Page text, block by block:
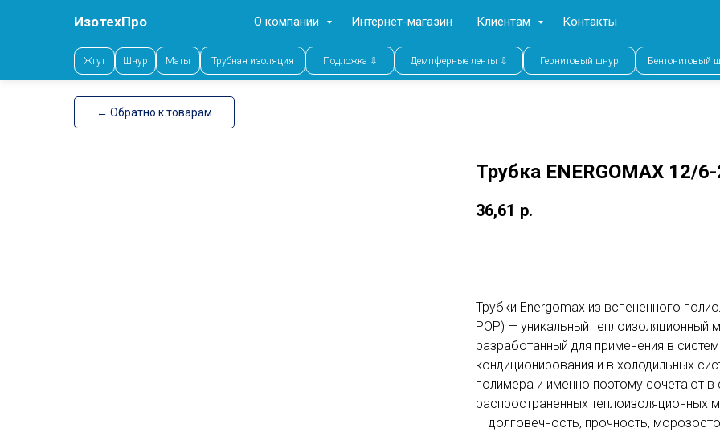
ИзотехПро О компании Интернет-магазин Клиентам Контакты
Жгут Шнур Маты Трубная изоляция Подложка ⇩ Демпферные ленты ⇩ Гернитовый шнур Бентонитовый
← Обратно к товарам
Трубка ENERGOMAX 12/
36,61 р.
Трубки Energomax из вспененного
POP) — уникальный теплоизоляционный
разработанный для применения в
кондиционирования и в холодильных
полимера и именно поэтому сочетают
распространенных теплоизоляционных
— долговечность, прочность,